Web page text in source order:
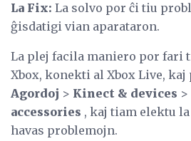
La Fix: La solvo por ĉi tiu
ĝisdatigi vian aparataron.
La plej facila maniero por fari
Xbox, konekti al Xbox Live,
Agordoj > Kinect & devices >
accessories , kaj tiam elektu
havas problemojn.